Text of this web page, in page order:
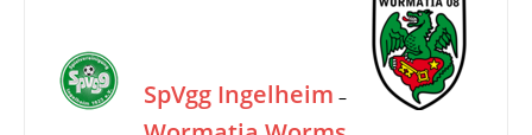
SpVgg Ingelheim –